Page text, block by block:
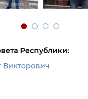
Республики:
Викторович